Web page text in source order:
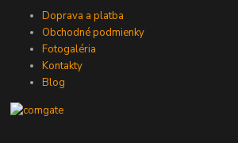
Doprava a platba
Obchodné podmienky
Fotogaléria
Kontakty
Blog